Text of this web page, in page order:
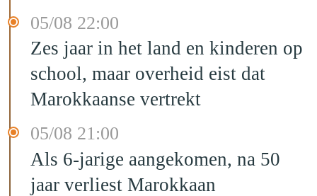
05/08 22:00
Zes jaar in het land en kinderen op
school, maar overheid eist dat
Marokkaanse vertrekt
05/08 21:00
Als 6-jarige aangekomen, na 50
jaar verliest Marokkaan